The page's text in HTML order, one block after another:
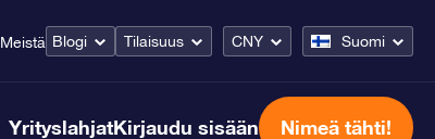
Meistä Blogi Tilaisuus CNY Suomi
YrityslahjatKirjaudu sisään Nimeä tähti!